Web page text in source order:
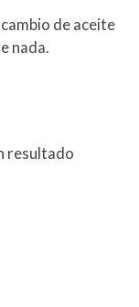
de aceite
nada.
resultado